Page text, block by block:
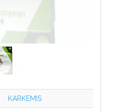
KARKEMIS